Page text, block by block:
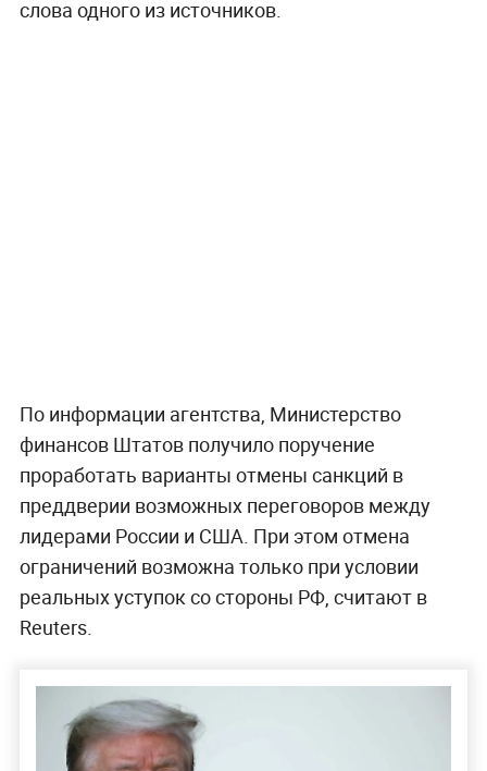
слова одного из источников.
По информации агентства, Министерство
финансов Штатов получило поручение
проработать варианты отмены санкций в
преддверии возможных переговоров между
лидерами России и США. При этом отмена
ограничений возможна только при условии
реальных уступок со стороны РФ, считают в
Reuters.